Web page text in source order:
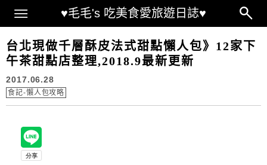
♥毛毛's 吃美食愛旅遊日誌♥
Main Menu
台北現做千層酥皮法式甜點懶人包》12家下
午茶甜點店整理,2018.9最新更新
2017.06.28
食記-懶人包攻略